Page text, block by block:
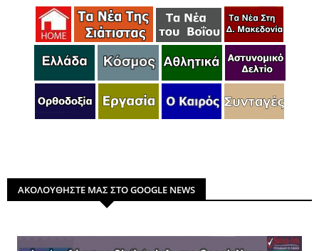
ΑΚΟΛΟΥΘΗΣΤΕ ΜΑΣ ΣΤΟ GOOGLE NEWS